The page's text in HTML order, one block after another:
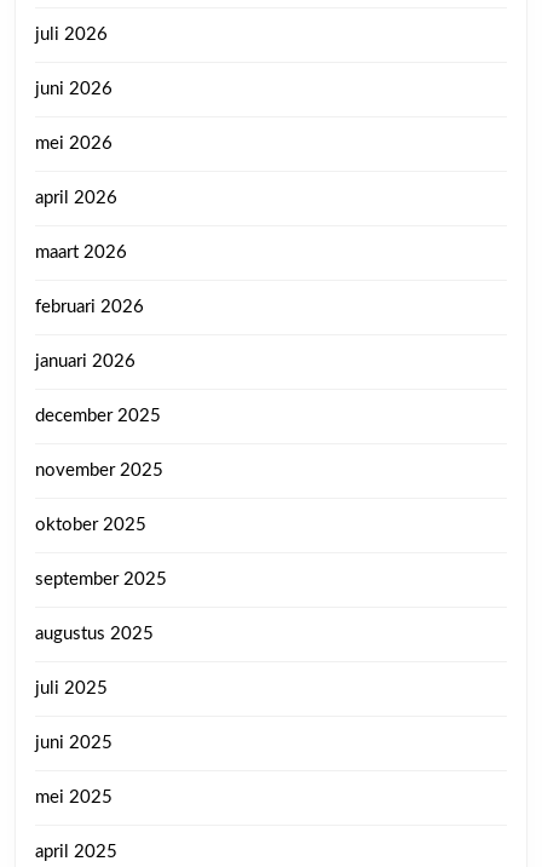
juli 2026
juni 2026
mei 2026
april 2026
maart 2026
februari 2026
januari 2026
december 2025
november 2025
oktober 2025
september 2025
augustus 2025
juli 2025
juni 2025
mei 2025
april 2025